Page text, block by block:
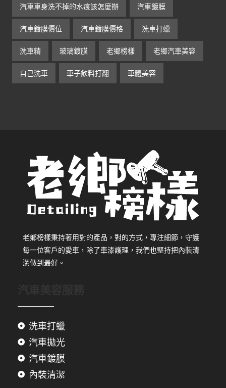
汽車車身洗不掉的水痕該怎麼辦 汽車鍍膜
汽車鍍膜價位 汽車鍍膜價格 洗車打蠟
洗車精 玻璃鍍膜 老鄉榜樣 老鄉汽車美容
自己洗車 車子飲料打翻 車體美容
老鄉榜樣秉持著用對的產品，對的方式，專注細節，守護
每一位客戶的愛車，除了車漆護理，我們也堅持把內裝清
潔做到最好。
洗車打蠟
汽車拋光
汽車鍍膜
內裝清潔